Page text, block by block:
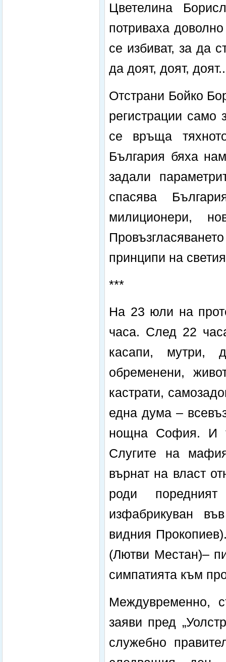
Цветелина
потриваха
се избиват, за да
да доят, доят,
Отстрани Бойко
регистрации
се връща
България бяха
задали
спасява
милиционери,
принципи на
***
На 23 юли на
часа. След 22
касапи, мутри,
обременени,
кастрати,
една дума –
нощна София. И
Слугите на
върнат на власт
роди
изфабрикуван
видния
(Лютви Местан)–
симпатията към
Междувременно,
заяви пред
служебно